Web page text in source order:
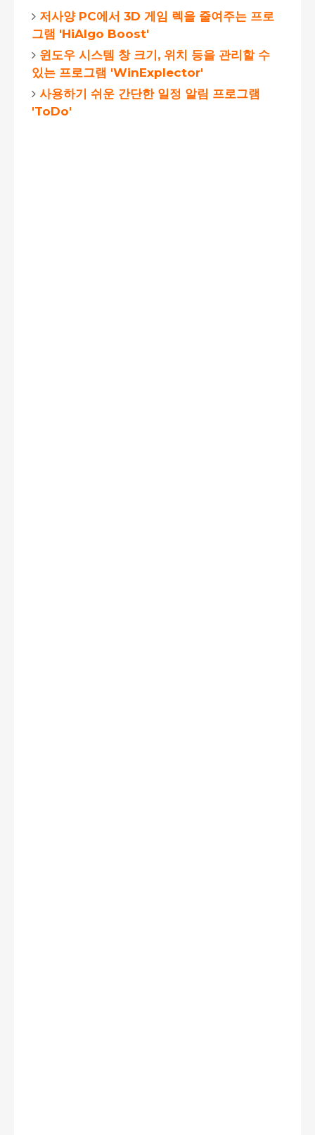
저사양 PC에서 3D 게임 렉을 줄여주는 프로
그램 'HiAlgo Boost'
윈도우 시스템 창 크기, 위치 등을 관리할 수
있는 프로그램 'WinExplector'
사용하기 쉬운 간단한 일정 알림 프로그램
'ToDo'